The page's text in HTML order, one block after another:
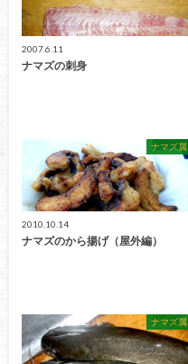
2007.6.11
ナマズの刺身
ナマズ属
2010.10.14
ナマズのから揚げ（屋外編）
ナマズ属